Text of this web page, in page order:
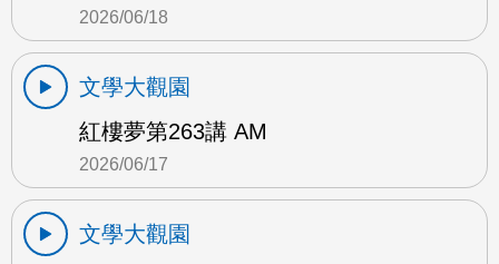
2026/06/18
文學大觀園
紅樓夢第263講 AM
2026/06/17
文學大觀園